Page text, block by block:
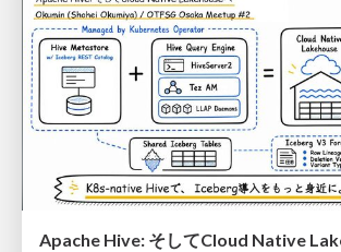
Apache Hive: そしてCloud Native